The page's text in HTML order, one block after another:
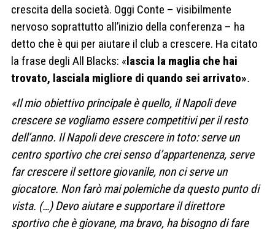
crescita della società. Oggi Conte – visibilmente
nervoso soprattutto all’inizio della conferenza – ha
detto che è qui per aiutare il club a crescere. Ha citato
la frase degli All Blacks: «lascia la maglia che hai
trovato, lasciala migliore di quando sei arrivato».
«Il mio obiettivo principale è quello, il Napoli deve
crescere se vogliamo essere competitivi per il resto
dell’anno. Il Napoli deve crescere in toto: serve un
centro sportivo che crei senso d’appartenenza, serve
far crescere il settore giovanile, non ci serve un
giocatore. Non farò mai polemiche da questo punto di
vista. (…) Devo aiutare e supportare il direttore
sportivo che è giovane, ma bravo, ha bisogno di fare